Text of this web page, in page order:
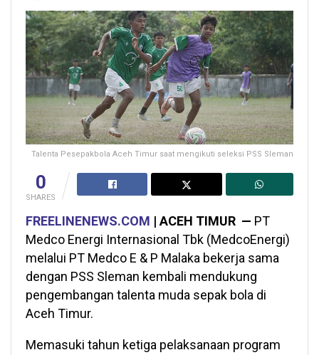
Talenta Pesepakbola Aceh Timur saat mengikuti seleksi PSS Sleman
0
SHARES
FREELINENEWS.COM | ACEH TIMUR — PT
Medco Energi Internasional Tbk (MedcoEnergi)
melalui PT Medco E & P Malaka bekerja sama
dengan PSS Sleman kembali mendukung
pengembangan talenta muda sepak bola di
Aceh Timur.
Memasuki tahun ketiga pelaksanaan program